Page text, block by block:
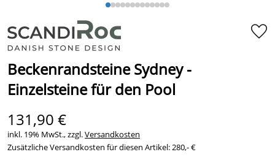
Beckenrandsteine Sydney -
Einzelsteine für den Pool
131,90 €
inkl. 19% MwSt., zzgl.Versandkosten
Zusätzliche Versandkosten für diesen Artikel: 280,- €